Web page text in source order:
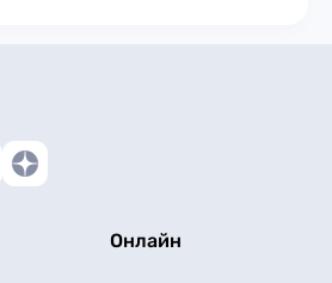
Онлайн